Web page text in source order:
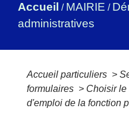
Accueil / MAIRIE /
administratives
Accueil particuliers >
formulaires > Choisir le
d'emploi de la fonction